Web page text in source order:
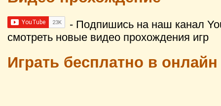
- Подпишись на наш канал
смотреть новые видео прохождения игр
Играть бесплатно в